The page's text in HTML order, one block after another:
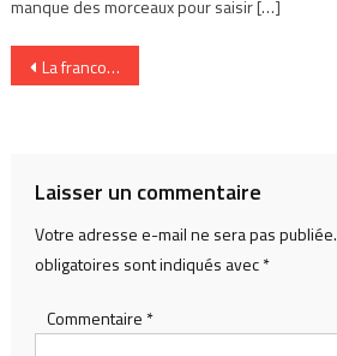
manque des morceaux pour saisir […]
Navigation
La francophonie : le défi numérique
Laisser un commentaire
Votre adresse e-mail ne sera pas publiée.
obligatoires sont indiqués avec*
Commentaire *